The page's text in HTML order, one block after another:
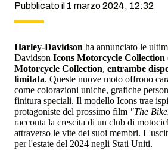
Pubblicato il 1 marzo 2024, 12:32
Harley-Davidson ha annunciato le
Davidson Icons Motorcycle Collection
Motorcycle Collection, entrambe
limitata. Queste nuove moto offrono
come colorazioni uniche, grafiche
finitura speciali. Il modello Icons trae
protagoniste del prossimo film "The
racconta la crescita di un club di
attraverso le vite dei suoi membri.
per l'estate del 2024 negli Stati Uniti.